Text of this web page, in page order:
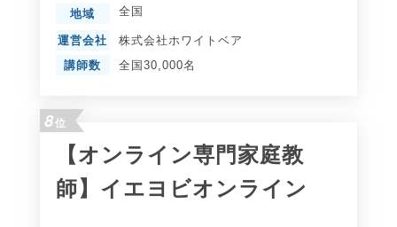
地域 全国
運営会社
株式会社ホワイトベア
講師数
全国30,000名
8位
【オンライン専門家庭教
師】イエヨビオンライン